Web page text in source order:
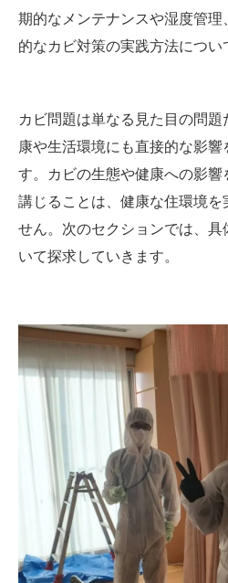
期的なメンテナンスや湿度管
的なカビ対策の実践方法につい
カビ問題は単なる見た目の問
康や生活環境にも直接的な影響
す。カビの生態や健康への影
講じることは、健康な住環境を
せん。次のセクションでは、
いて探求していきます。